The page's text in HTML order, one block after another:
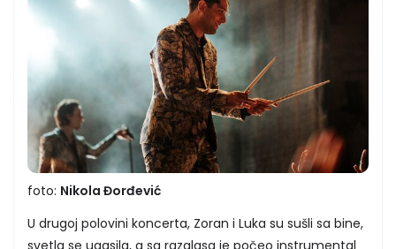
foto: Nikola Đorđević
U drugoj polovini koncerta, Zoran i Luka su sušli sa bine,
svetla se ugasila, a sa razglasa je počeo instrumental